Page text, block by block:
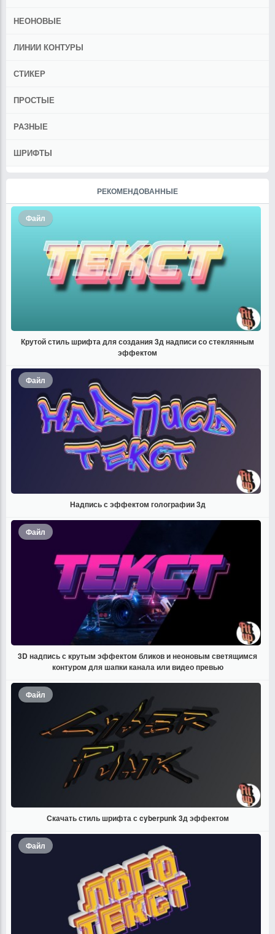
НЕОНОВЫЕ
ЛИНИИ КОНТУРЫ
СТИКЕР
ПРОСТЫЕ
РАЗНЫЕ
ШРИФТЫ
РЕКОМЕНДОВАННЫЕ
Файл
Крутой стиль шрифта для создания 3д надписи со стеклянным
эффектом
Файл
Надпись с эффектом голографии 3д
Файл
3D надпись с крутым эффектом бликов и неоновым светящимся
контуром для шапки канала или видео превью
Файл
Скачать стиль шрифта с cyberpunk 3д эффектом
Файл